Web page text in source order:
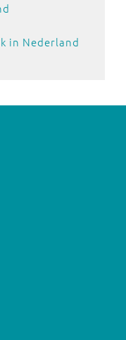
in Nederland